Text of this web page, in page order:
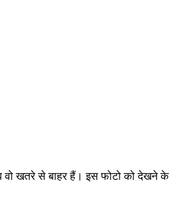
वो खतरे से बाहर हैं। इस फोटो को देखने के